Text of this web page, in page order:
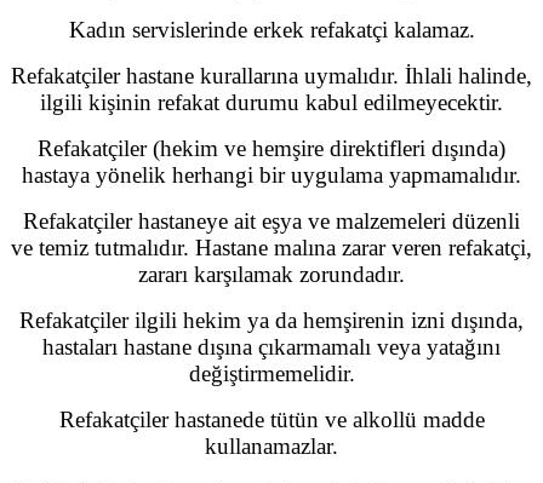
Kadın servislerinde erkek refakatçi kalamaz.
Refakatçiler hastane kurallarına uymalıdır. İhlali halinde,
ilgili kişinin refakat durumu kabul edilmeyecektir.
Refakatçiler (hekim ve hemşire direktifleri dışında)
hastaya yönelik herhangi bir uygulama yapmamalıdır.
Refakatçiler hastaneye ait eşya ve malzemeleri düzenli
ve temiz tutmalıdır. Hastane malına zarar veren refakatçi,
zararı karşılamak zorundadır.
Refakatçiler ilgili hekim ya da hemşirenin izni dışında,
hastaları hastane dışına çıkarmamalı veya yatağını
değiştirmemelidir.
Refakatçiler hastanede tütün ve alkollü madde
kullanamazlar.